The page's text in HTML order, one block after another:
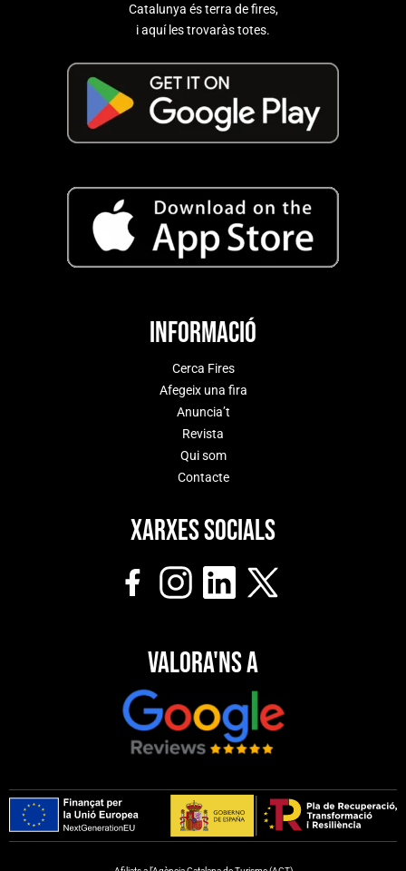
Catalunya és terra de fires,
i aquí les trovaràs totes.
Informació
Cerca Fires
Afegeix una fira
Anuncia’t
Revista
Qui som
Contacte
Xarxes socials
Valora'ns a